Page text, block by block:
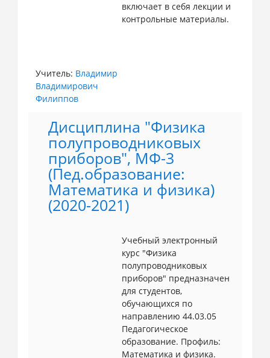
включает в себя лекции и
контрольные материалы.
Учитель: Владимир
Владимирович
Филиппов
Дисциплина "Физика
полупроводниковых
приборов", МФ-3
(Пед.образование:
Математика и физика)
(2020-2021)
Учебный электронный
курс "Физика
полупроводниковых
приборов" предназначен
для студентов,
обучающихся по
направлению 44.03.05
Педагогическое
образование. Профиль:
Математика и физика.